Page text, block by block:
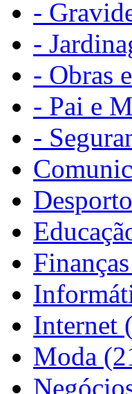
-
-
- Obras
- Pai e
-
Internet
Moda